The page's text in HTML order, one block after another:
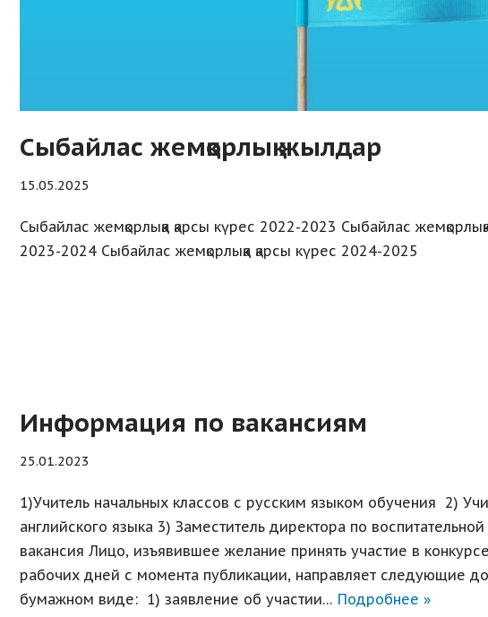
Сыбайлас жемқорлық жылдар
15.05.2025
Сыбайлас жемқорлыққа қарсы күрес 2022-2023 Сыбайлас
2023-2024 Сыбайлас жемқорлыққа қарсы күрес 2024-2025
Информация по вакансиям
25.01.2023
1)Учитель начальных классов с русским языком обучения 2)
английского языка 3) Заместитель директора по
вакансия Лицо, изъявившее желание принять участие в
рабочих дней с момента публикации, направляет следующие
бумажном виде: 1) заявление об участии… Подробнее »